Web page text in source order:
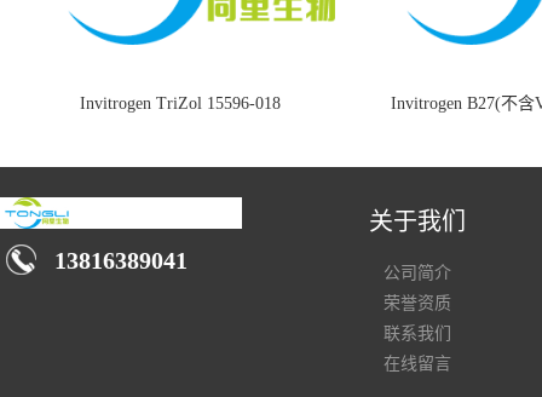
Invitrogen TriZol 15596-018 Invitrogen B27(不含
13816389041
关于我们
公司简介
荣誉资质
联系我们
在线留言